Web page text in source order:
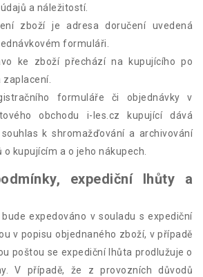
a náležitostí.
zboží je adresa doručení uvedená
formuláři.
ke zboží přechází na kupujícího po
formuláře či objednávky v
obchodu i-les.cz kupující dává
k shromažďování a archivování
kupujícím a o jeho nákupech.
expediční lhůty a
expedováno v souladu s expediční
v popisu objednaného zboží, v případě
poštou se expediční lhůta prodlužuje o
V případě, že z provozních důvodů